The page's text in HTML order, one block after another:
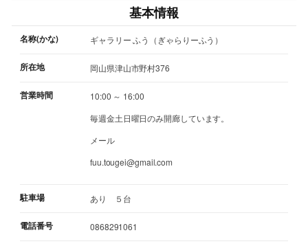
基本情報
名称(かな) ギャラリー ふう（ぎゃらりーふう）
所在地 岡山県津山市野村376
営業時間
10:00 ～ 16:00
毎週金土日曜日のみ開廊しています。
メール
fuu.tougei@gmail.com
駐車場 あり ５台
電話番号 0868291061